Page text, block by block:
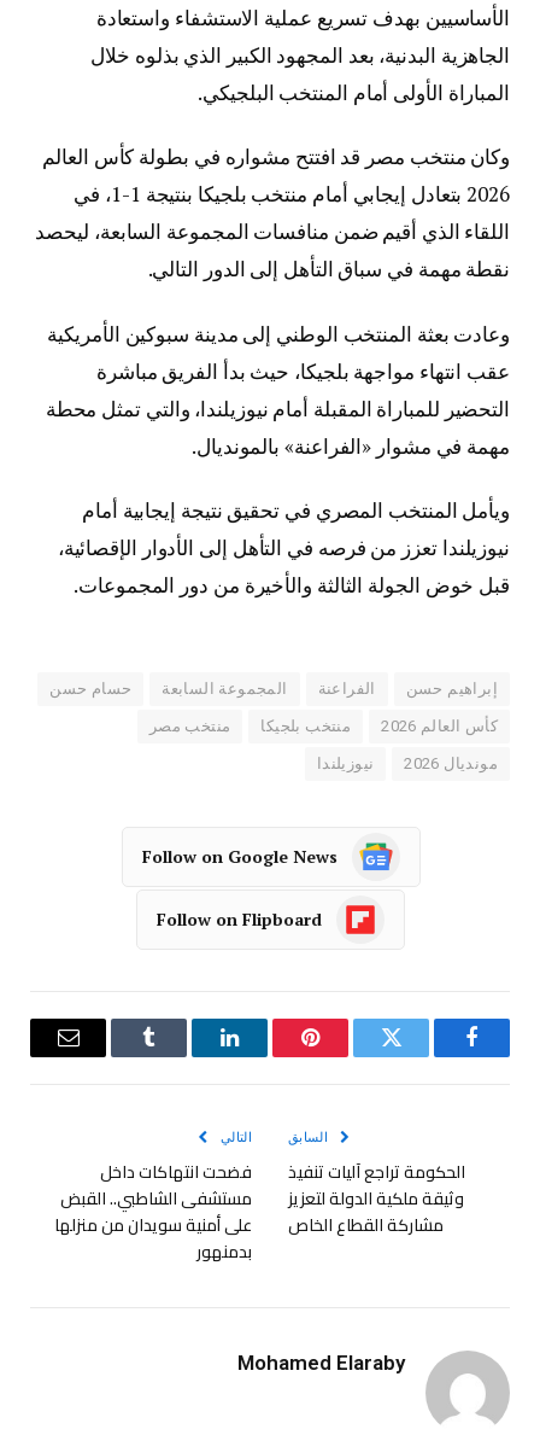
الأساسيين بهدف تسريع عملية الاستشفاء واستعادة
الجاهزية البدنية، بعد المجهود الكبير الذي بذلوه خلال
المباراة الأولى أمام المنتخب البلجيكي.
وكان منتخب مصر قد افتتح مشواره في بطولة كأس العالم
2026 بتعادل إيجابي أمام منتخب بلجيكا بنتيجة 1-1، في
اللقاء الذي أقيم ضمن منافسات المجموعة السابعة، ليحصد
نقطة مهمة في سباق التأهل إلى الدور التالي.
وعادت بعثة المنتخب الوطني إلى مدينة سبوكين الأمريكية
عقب انتهاء مواجهة بلجيكا، حيث بدأ الفريق مباشرة
التحضير للمباراة المقبلة أمام نيوزيلندا، والتي تمثل محطة
مهمة في مشوار «الفراعنة» بالمونديال.
ويأمل المنتخب المصري في تحقيق نتيجة إيجابية أمام
نيوزيلندا تعزز من فرصه في التأهل إلى الأدوار الإقصائية،
قبل خوض الجولة الثالثة والأخيرة من دور المجموعات.
إبراهيم حسن الفراعنة المجموعة السابعة حسام حسن
كأس العالم 2026 منتخب بلجيكا منتخب مصر
مونديال 2026 نيوزيلندا
Follow on Google News
Follow on Flipboard
فيسبوك تويتر بينتيريستلينكدإن Tumblr
البريد
السابق
الحكومة تراجع آليات تنفيذ
وثيقة ملكية الدولة لتعزيز
مشاركة القطاع الخاص
التالي
فضحت انتهاكات داخل
مستشفى الشاطبي.. القبض
على أمنية سويدان من منزلها
بدمنهور
Mohamed Elaraby